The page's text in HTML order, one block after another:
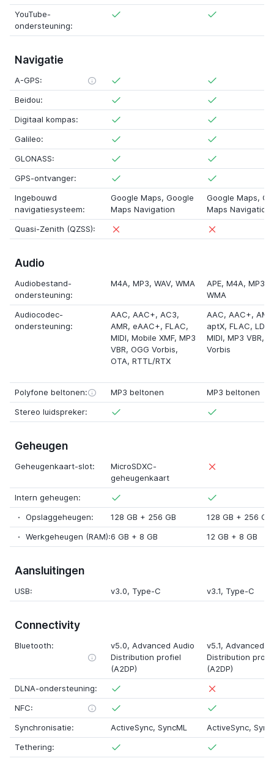
YouTube-
ondersteuning:
Navigatie
A-GPS:
Beidou:
Digitaal kompas:
Galileo:
GLONASS:
GPS-ontvanger:
Ingebouwd
navigatiesysteem:
Google Maps, Google
Maps Navigation
Google Maps,
Maps Navigation
Quasi-Zenith (QZSS):
Audio
Audiobestand-
ondersteuning:
M4A, MP3, WAV, WMA APE, M4A, MP3,
WMA
Audiocodec-
ondersteuning:
AAC, AAC+, AC3,
AMR, eAAC+, FLAC,
MIDI, Mobile XMF, MP3
VBR, OGG Vorbis,
OTA, RTTL/RTX
AAC, AAC+,
aptX, FLAC,
MIDI, MP3 VBR,
Vorbis
Polyfone beltonen: MP3 beltonen
MP3 beltonen
Stereo luidspreker:
Geheugen
Geheugenkaart-slot:
MicroSDXC-
geheugenkaart
Intern geheugen:
Opslaggeheugen:
128 GB + 256 GB 128 GB + 256 GB
Werkgeheugen (RAM):6 GB + 8 GB 12 GB + 8 GB
Aansluitingen
USB: v3.0, Type-C v3.1, Type-C
Connectivity
Bluetooth: v5.0, Advanced Audio
Distribution profiel
(A2DP)
v5.1, Advanced
Distribution
(A2DP)
DLNA-ondersteuning:
NFC:
Synchronisatie:
ActiveSync, SyncML
ActiveSync,
Tethering: